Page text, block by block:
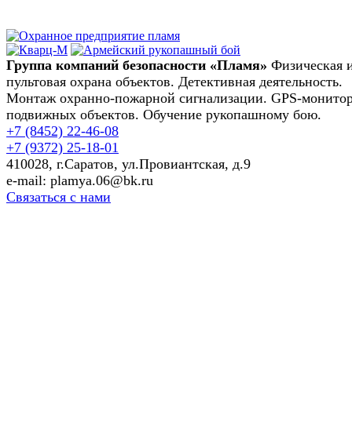
Группа компаний безопасности «Пламя» Физическая
пультовая охрана объектов. Детективная деятельность.
Монтаж охранно-пожарной сигнализации. GPS-
подвижных объектов. Обучение рукопашному бою.
+7 (8452) 22-46-08
+7 (9372) 25-18-01
410028, г.Саратов, ул.Провиантская, д.9
e-mail: plamya.06@bk.ru
Связаться с нами